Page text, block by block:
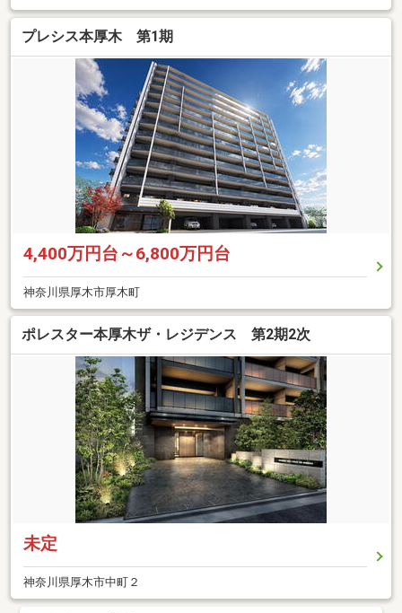
プレシス本厚木 第1期
4,400万円台～6,800万円台
神奈川県厚木市厚木町
ポレスター本厚木ザ・レジデンス 第2期2次
未定
神奈川県厚木市中町２